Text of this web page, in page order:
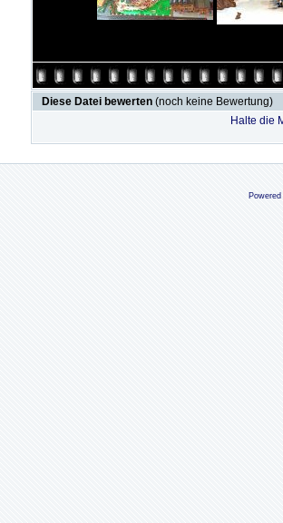
Diese Datei bewerten (noch keine Bewertung)
Halte die